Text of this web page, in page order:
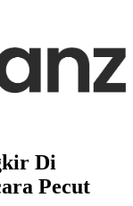
Di
Pecut